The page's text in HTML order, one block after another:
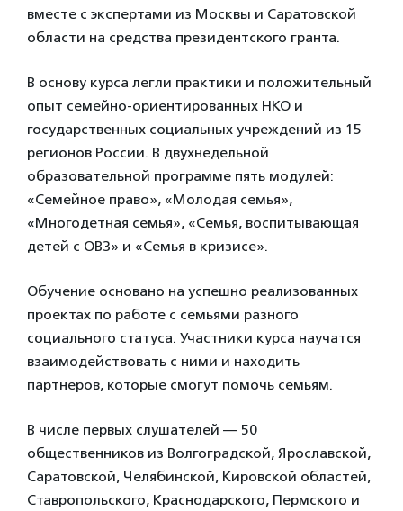
вместе с экспертами из Москвы и Саратовской
области на средства президентского гранта.
В основу курса легли практики и положительный
опыт семейно-ориентированных НКО и
государственных социальных учреждений из 15
регионов России. В двухнедельной
образовательной программе пять модулей:
«Семейное право», «Молодая семья»,
«Многодетная семья», «Семья, воспитывающая
детей с ОВЗ» и «Семья в кризисе».
Обучение основано на успешно реализованных
проектах по работе с семьями разного
социального статуса. Участники курса научатся
взаимодействовать с ними и находить
партнеров, которые смогут помочь семьям.
В числе первых слушателей — 50
общественников из Волгоградской, Ярославской,
Саратовской, Челябинской, Кировской областей,
Ставропольского, Краснодарского, Пермского и